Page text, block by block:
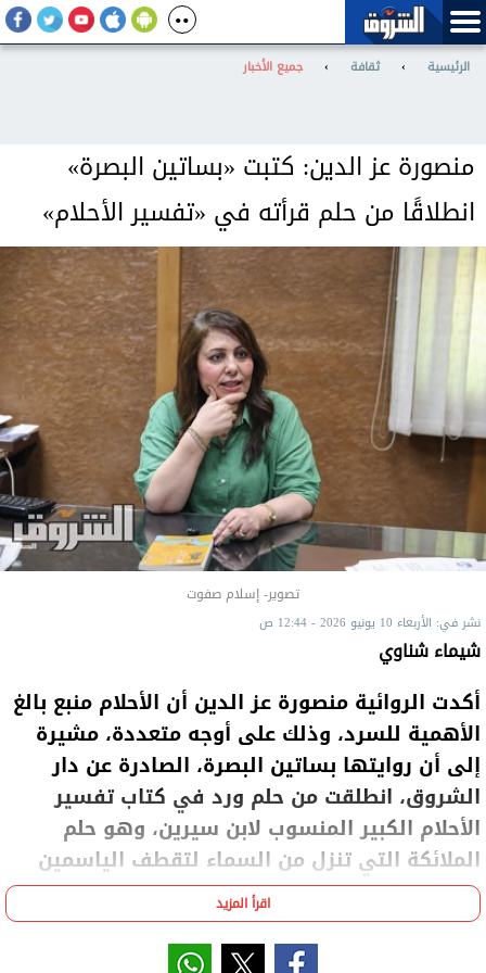
الرئيسية › ثقافة › جميع الأخبار
منصورة عز الدين: كتبت «بساتين البصرة»
انطلاقًا من حلم قرأته في «تفسير الأحلام»
تصوير- إسلام صفوت
نشر في: الأربعاء 10 يونيو 2026 - 12:44 ص
شيماء شناوي
أكدت الروائية منصورة عز الدين أن الأحلام منبع بالغ
الأهمية للسرد، وذلك على أوجه متعددة، مشيرة
إلى أن روايتها بساتين البصرة، الصادرة عن دار
الشروق، انطلقت من حلم ورد في كتاب تفسير
الأحلام الكبير المنسوب لابن سيرين، وهو حلم
الملائكة التي تنزل من السماء لتقطف الياسمين
من البصرة.
وأوضحت أن الإمام الحسن البصري كان قد فسر هذا الحلم
اقرأ المزيد